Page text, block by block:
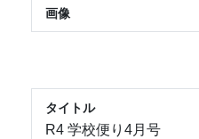
画像
タイトル
R4 学校便り4月号